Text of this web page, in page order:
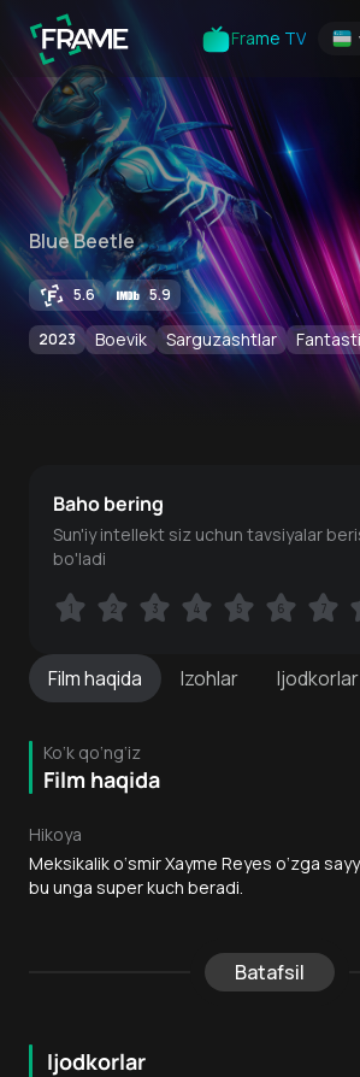
Frame TV
Blue Beetle
5.6 5.9
2023 Boevik Sarguzashtlar
Filmhaqida Izohlar Ijodkorlar
Ko‘k qo‘ng‘iz
Film haqida
Hikoya
Meksikalik o‘smir Xayme Reyes o‘zga
bu unga super kuch beradi.
Batafsil
Ijodkorlar
Baho bering
Sun'iy intellekt siz uchun tavsiyalar
bo'ladi
1 2 3 4 5 6 7
1 2 3 4 5 6 7